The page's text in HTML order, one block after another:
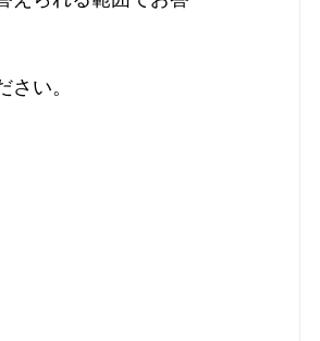
ださい。